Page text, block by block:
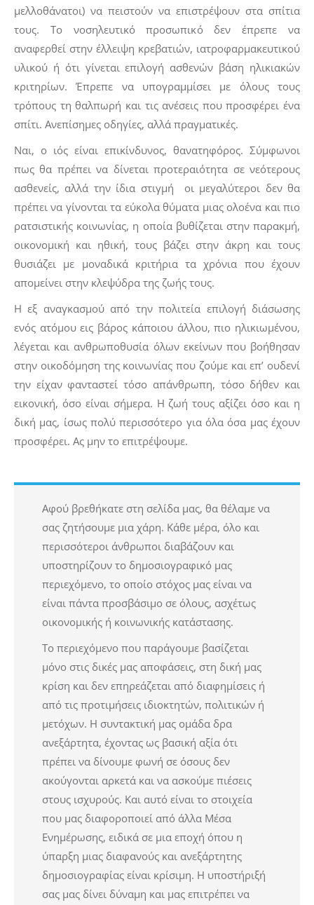
μελλοθάνατοι) να πειστούν να επιστρέψουν στα σπίτια
τους. Το νοσηλευτικό προσωπικό δεν έπρεπε να
αναφερθεί στην έλλειψη κρεβατιών, ιατροφαρμακευτικού
υλικού ή ότι γίνεται επιλογή ασθενών βάση ηλικιακών
κριτηρίων. Έπρεπε να υπογραμμίσει με όλους τους
τρόπους τη θαλπωρή και τις ανέσεις που προσφέρει ένα
σπίτι. Ανεπίσημες οδηγίες, αλλά πραγματικές.
Ναι, ο ιός είναι επικίνδυνος, θανατηφόρος. Σύμφωνοι
πως θα πρέπει να δίνεται προτεραιότητα σε νεότερους
ασθενείς, αλλά την ίδια στιγμή οι μεγαλύτεροι δεν θα
πρέπει να γίνονται τα εύκολα θύματα μιας ολοένα και πιο
ρατσιστικής κοινωνίας, η οποία βυθίζεται στην παρακμή,
οικονομική και ηθική, τους βάζει στην άκρη και τους
θυσιάζει με μοναδικά κριτήρια τα χρόνια που έχουν
απομείνει στην κλεψύδρα της ζωής τους.
Η εξ αναγκασμού από την πολιτεία επιλογή διάσωσης
ενός ατόμου εις βάρος κάποιου άλλου, πιο ηλικιωμένου,
λέγεται και ανθρωποθυσία όλων εκείνων που βοήθησαν
στην οικοδόμηση της κοινωνίας που ζούμε και επ’ ουδενί
την είχαν φανταστεί τόσο απάνθρωπη, τόσο δήθεν και
εικονική, όσο είναι σήμερα. Η ζωή τους αξίζει όσο και η
δική μας, ίσως πολύ περισσότερο για όλα όσα μας έχουν
προσφέρει. Ας μην το επιτρέψουμε.
Αφού βρεθήκατε στη σελίδα μας, θα θέλαμε να
σας ζητήσουμε μια χάρη. Κάθε μέρα, όλο και
περισσότεροι άνθρωποι διαβάζουν και
υποστηρίζουν το δημοσιογραφικό μας
περιεχόμενο, το οποίο στόχος μας είναι να
είναι πάντα προσβάσιμο σε όλους, ασχέτως
οικονομικής ή κοινωνικής κατάστασης.
Το περιεχόμενο που παράγουμε βασίζεται
μόνο στις δικές μας αποφάσεις, στη δική μας
κρίση και δεν επηρεάζεται από διαφημίσεις ή
από τις προτιμήσεις ιδιοκτητών, πολιτικών ή
μετόχων. Η συντακτική μας ομάδα δρα
ανεξάρτητα, έχοντας ως βασική αξία ότι
πρέπει να δίνουμε φωνή σε όσους δεν
ακούγονται αρκετά και να ασκούμε πιέσεις
στους ισχυρούς. Και αυτό είναι το στοιχεία
που μας διαφοροποιεί από άλλα Μέσα
Ενημέρωσης, ειδικά σε μια εποχή όπου η
ύπαρξη μιας διαφανούς και ανεξάρτητης
δημοσιογραφίας είναι κρίσιμη. Η υποστήριξή
σας μας δίνει δύναμη και μας επιτρέπει να